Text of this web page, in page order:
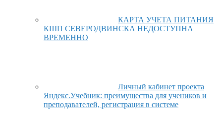
КАРТА УЧЕТА ПИТАНИЯ
КШП СЕВЕРОДВИНСКА НЕДОСТУПНА
ВРЕМЕННО
Личный кабинет проекта
Яндекс.Учебник: преимущества для учеников и
преподавателей, регистрация в системе